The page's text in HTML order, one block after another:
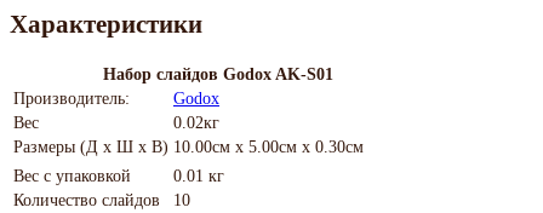
Характеристики
Набор слайдов Godox AK-S01
Производитель:
Godox
Вес
0.02кг
Размеры (Д х Ш х В) 10.00см x 5.00см x 0.30см
Вес с упаковкой
0.01 кг
Количество слайдов
10